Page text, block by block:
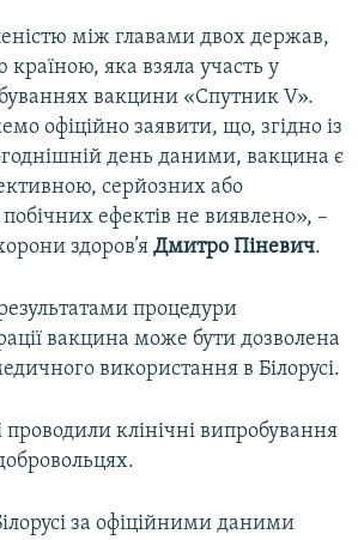
між главами двох держав,
яка взяла участь у
вакцини «Спутник V».
офіційно заявити, що, згідно із
день даними, вакцина є
серйозних або
ефектів не виявлено», –
здоров’я Дмитро Піневич.
процедури
вакцина може бути дозволена
використання в Білорусі.
проводили клінічні випробування
за офіційними даними